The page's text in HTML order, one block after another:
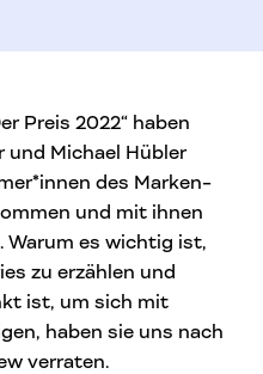
Preis 2022“ haben
und Michael Hübler
des Marken-
und mit ihnen
Warum es wichtig ist,
zu erzählen und
ist, um sich mit
haben sie uns nach
verraten.